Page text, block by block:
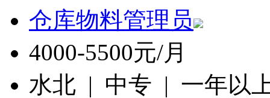
仓库物料管理员
4000-5500元/月
水北 | 中专 | 一年以